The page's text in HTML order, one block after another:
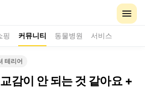
핑 커뮤니티 동물병원 서비스
테리어
감이 안 되는 것 같아요 +